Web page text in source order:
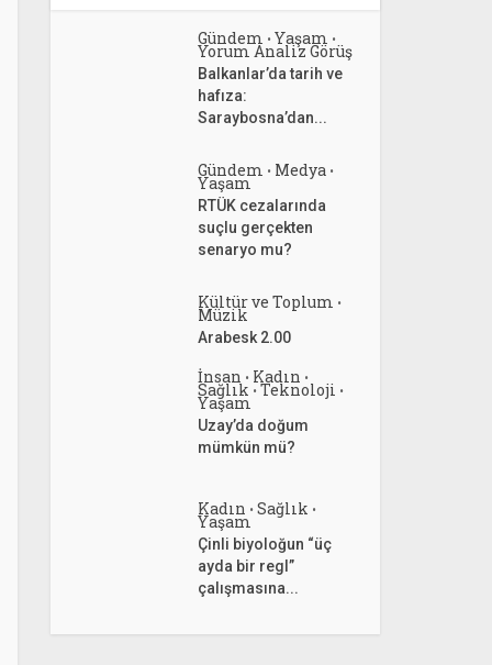
Gündem • Yaşam •
Yorum Analiz Görüş
Balkanlar’da tarih ve
hafıza:
Saraybosna’dan...
Gündem • Medya •
Yaşam
RTÜK cezalarında
suçlu gerçekten
senaryo mu?
Kültür ve Toplum •
Müzik
Arabesk 2.00
İnsan • Kadın •
Sağlık • Teknoloji •
Yaşam
Uzay’da doğum
mümkün mü?
Kadın • Sağlık •
Yaşam
Çinli biyoloğun “üç
ayda bir regl”
çalışmasına...